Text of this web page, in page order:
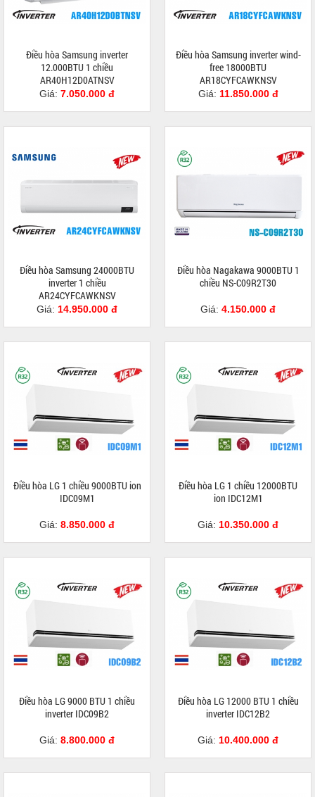
Điều hòa Samsung inverter
12.000BTU 1 chiều
AR40H12D0ATNSV
Giá: 7.050.000 đ
Điều hòa Samsung inverter wind-
free 18000BTU
AR18CYFCAWKNSV
Giá: 11.850.000 đ
Điều hòa Samsung 24000BTU
inverter 1 chiều
AR24CYFCAWKNSV
Giá: 14.950.000 đ
Điều hòa Nagakawa 9000BTU 1
chiều NS-C09R2T30
Giá: 4.150.000 đ
Điều hòa LG 1 chiều 9000BTU ion
IDC09M1
Giá: 8.850.000 đ
Điều hòa LG 1 chiều 12000BTU
ion IDC12M1
Giá: 10.350.000 đ
Điều hòa LG 9000 BTU 1 chiều
inverter IDC09B2
Giá: 8.800.000 đ
Điều hòa LG 12000 BTU 1 chiều
inverter IDC12B2
Giá: 10.400.000 đ